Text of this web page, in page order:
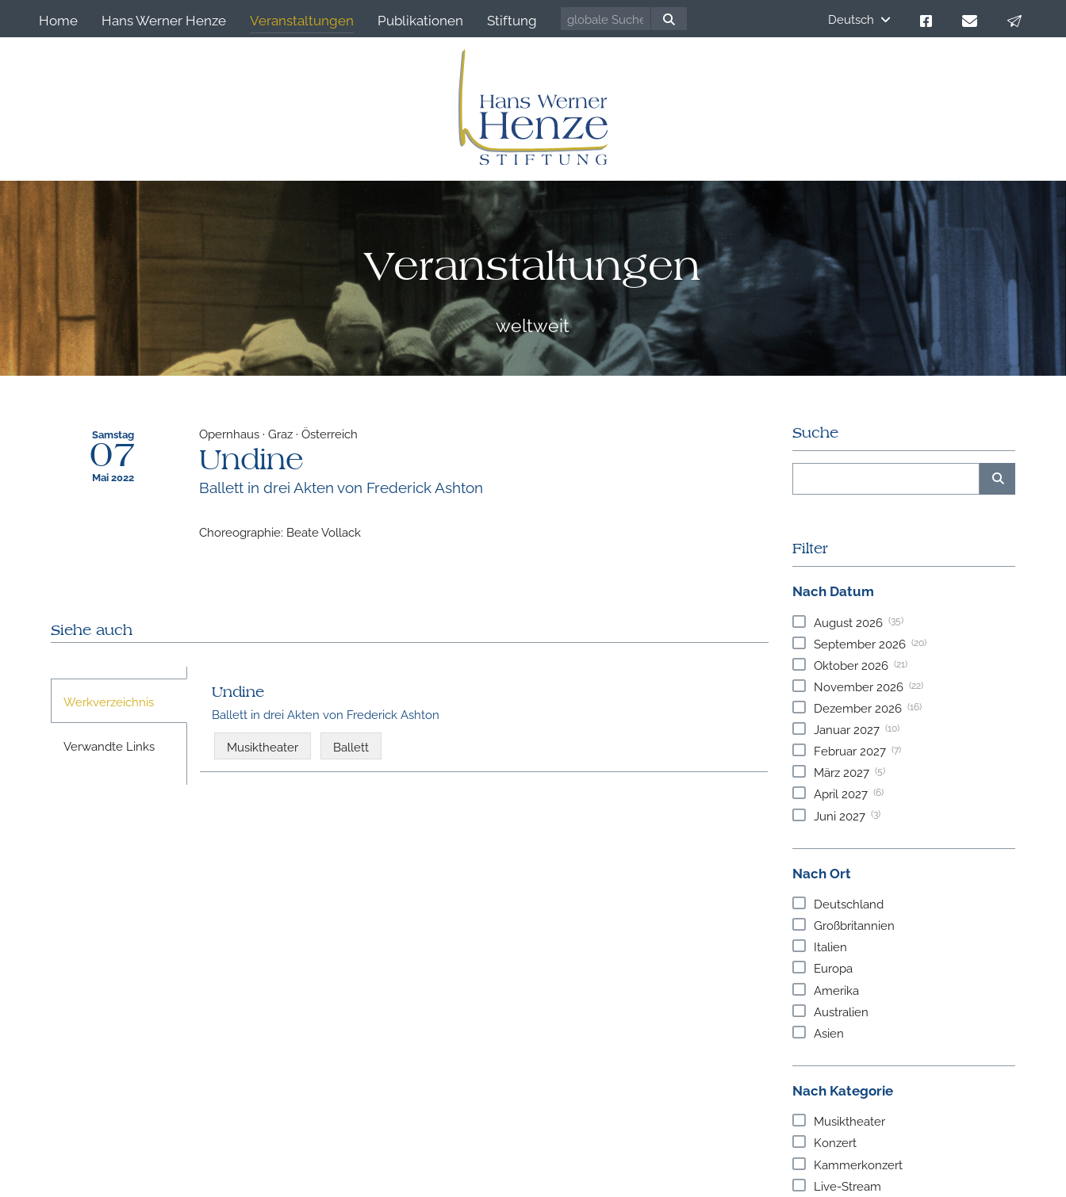
Home Hans Werner Henze Veranstaltungen Publikationen Stiftung Deutsch
Veranstaltungen
weltweit
Samstag
07
Mai 2022
Opernhaus · Graz · Österreich
Undine
Ballett in drei Akten von Frederick Ashton
Choreographie: Beate Vollack
Siehe auch
Werkverzeichnis
Verwandte Links
Undine
Ballett in drei Akten von Frederick Ashton
Musiktheater Ballett
Suche
Filter
Nach Datum
August 2026 (35)
September 2026 (20)
Oktober 2026 (21)
November 2026 (22)
Dezember 2026 (16)
Januar 2027 (10)
Februar 2027 (7)
März 2027 (5)
April 2027 (6)
Juni 2027 (3)
Nach Ort
Deutschland
Großbritannien
Italien
Europa
Amerika
Australien
Asien
Nach Kategorie
Musiktheater
Konzert
Kammerkonzert
Live-Stream